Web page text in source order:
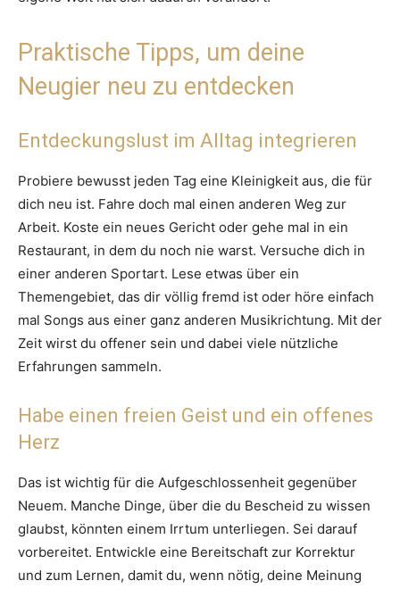
Praktische Tipps, um deine
Neugier neu zu entdecken
Entdeckungslust im Alltag integrieren
Probiere bewusst jeden Tag eine Kleinigkeit aus, die für
dich neu ist. Fahre doch mal einen anderen Weg zur
Arbeit. Koste ein neues Gericht oder gehe mal in ein
Restaurant, in dem du noch nie warst. Versuche dich in
einer anderen Sportart. Lese etwas über ein
Themengebiet, das dir völlig fremd ist oder höre einfach
mal Songs aus einer ganz anderen Musikrichtung. Mit der
Zeit wirst du offener sein und dabei viele nützliche
Erfahrungen sammeln.
Habe einen freien Geist und ein offenes
Herz
Das ist wichtig für die Aufgeschlossenheit gegenüber
Neuem. Manche Dinge, über die du Bescheid zu wissen
glaubst, könnten einem Irrtum unterliegen. Sei darauf
vorbereitet. Entwickle eine Bereitschaft zur Korrektur
und zum Lernen, damit du, wenn nötig, deine Meinung